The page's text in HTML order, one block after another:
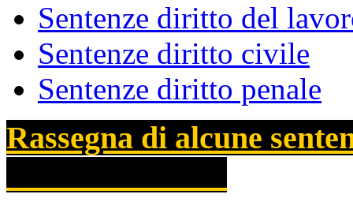
Sentenze diritto del
Sentenze diritto civile
Sentenze diritto penale
Rassegna di alcune